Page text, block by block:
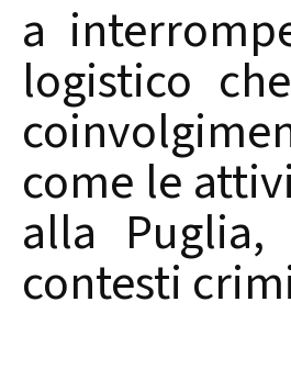
a
logistico
come le
alla
contesti